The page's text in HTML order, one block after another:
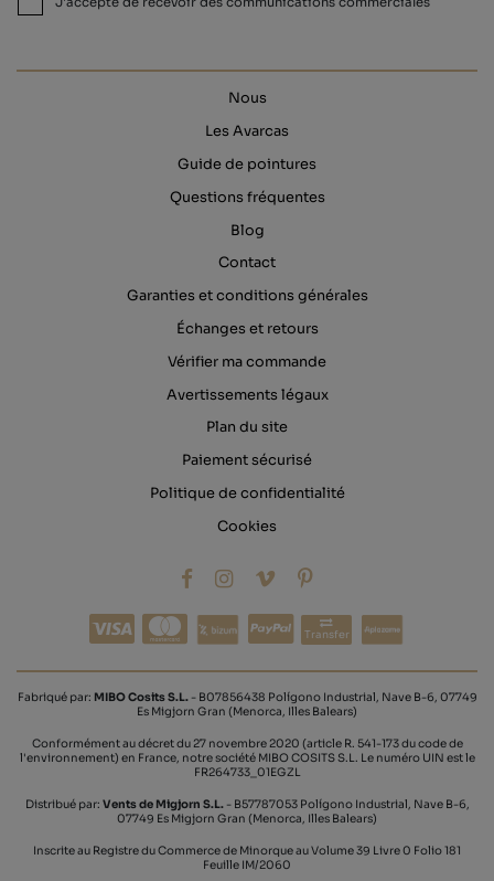
Nous
Les Avarcas
Guide de pointures
Questions fréquentes
Blog
Contact
Garanties et conditions générales
Échanges et retours
Vérifier ma commande
Avertissements légaux
Plan du site
Paiement sécurisé
Politique de confidentialité
Cookies
Transfer
Fabriqué par: MIBO Cosits S.L.- B07856438 Polígono Industrial, Nave B-6, 07749
Es Migjorn Gran (Menorca, Illes Balears)
Conformément au décret du 27 novembre 2020 (article R. 541-173 du code de
l'environnement) en France, notre société MIBO COSITS S.L. Le numéro UIN est le
FR264733_01EGZL
Distribué par: Vents de Migjorn S.L.- B57787053 Polígono Industrial, Nave B-6,
07749 Es Migjorn Gran (Menorca, Illes Balears)
Inscrite au Registre du Commerce de Minorque au Volume 39 Livre 0 Folio 181
Feuille IM/2060